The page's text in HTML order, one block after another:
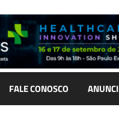
FALE CONOSCO